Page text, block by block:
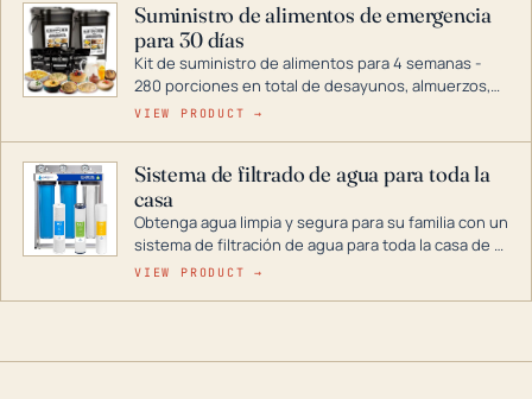
combustible dual, con una gama completa que
abarca desde inversores digitales hasta
generadores que pueden alimentar toda su casa.
Suministro de alimentos de emergencia
para 30 días
Kit de suministro de alimentos para 4 semanas -
280 porciones en total de desayunos, almuerzos,
cenas y postres. Se puede almacenar durante
VIEW PRODUCT →
Sistema de filtrado de agua para toda la
casa
Obtenga agua limpia y segura para su familia con un
sistema de filtración de agua para toda la casa de 3
etapas. La tecnología avanzada de este filtro
en situaciones de emergencia.
VIEW PRODUCT →